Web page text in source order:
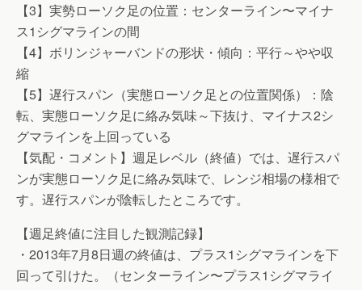
【3】実勢ローソク足の位置：センターライン〜マイナ
ス1シグマラインの間
【4】ボリンジャーバンドの形状・傾向：平行～やや収
縮
【5】遅行スパン（実態ローソク足との位置関係）：陰
転、実態ローソク足に絡み気味～下抜け、マイナス2シ
グマラインを上回っている
【気配・コメント】週足レベル（終値）では、遅行スパ
ンが実態ローソク足に絡み気味で、レンジ相場の様相で
す。遅行スパンが陰転したところです。
【週足終値に注目した観測記録】
・2013年7月8日週の終値は、プラス1シグマラインを下
回って引けた。（センターライン〜プラス1シグマライ